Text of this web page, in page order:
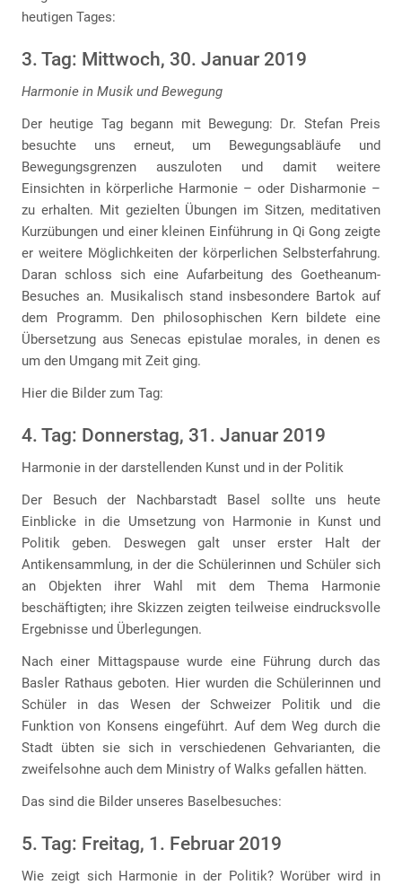
heutigen Tages:
3. Tag: Mittwoch, 30. Januar 2019
Harmonie in Musik und Bewegung
Der heutige Tag begann mit Bewegung: Dr. Stefan Preis
besuchte uns erneut, um Bewegungsabläufe und
Bewegungsgrenzen auszuloten und damit weitere
Einsichten in körperliche Harmonie – oder Disharmonie –
zu erhalten. Mit gezielten Übungen im Sitzen, meditativen
Kurzübungen und einer kleinen Einführung in Qi Gong zeigte
er weitere Möglichkeiten der körperlichen Selbsterfahrung.
Daran schloss sich eine Aufarbeitung des Goetheanum-
Besuches an. Musikalisch stand insbesondere Bartok auf
dem Programm. Den philosophischen Kern bildete eine
Übersetzung aus Senecas epistulae morales, in denen es
um den Umgang mit Zeit ging.
Hier die Bilder zum Tag:
4. Tag: Donnerstag, 31. Januar 2019
Harmonie in der darstellenden Kunst und in der Politik
Der Besuch der Nachbarstadt Basel sollte uns heute
Einblicke in die Umsetzung von Harmonie in Kunst und
Politik geben. Deswegen galt unser erster Halt der
Antikensammlung, in der die Schülerinnen und Schüler sich
an Objekten ihrer Wahl mit dem Thema Harmonie
beschäftigten; ihre Skizzen zeigten teilweise eindrucksvolle
Ergebnisse und Überlegungen.
Nach einer Mittagspause wurde eine Führung durch das
Basler Rathaus geboten. Hier wurden die Schülerinnen und
Schüler in das Wesen der Schweizer Politik und die
Funktion von Konsens eingeführt. Auf dem Weg durch die
Stadt übten sie sich in verschiedenen Gehvarianten, die
zweifelsohne auch dem Ministry of Walks gefallen hätten.
Das sind die Bilder unseres Baselbesuches:
5. Tag: Freitag, 1. Februar 2019
Wie zeigt sich Harmonie in der Politik? Worüber wird in